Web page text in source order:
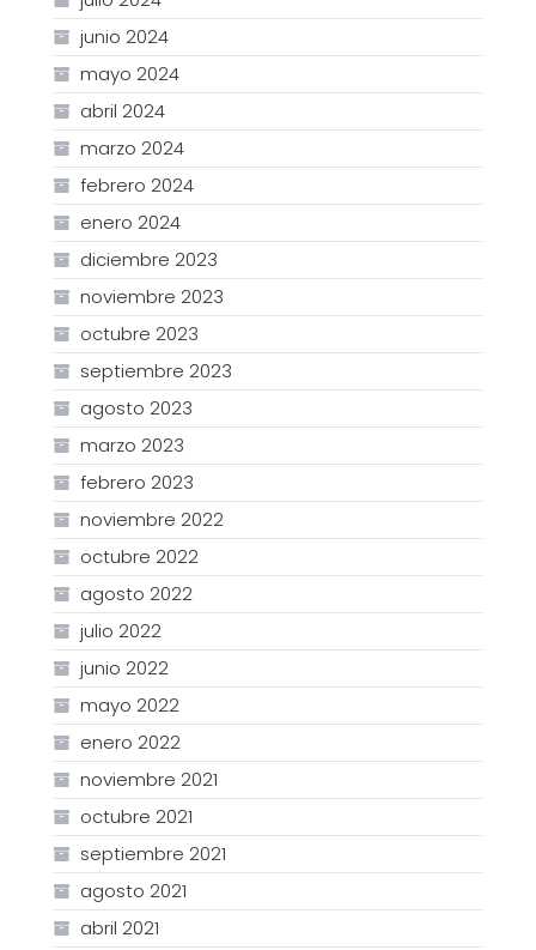
junio 2024
mayo 2024
abril 2024
marzo 2024
febrero 2024
enero 2024
diciembre 2023
noviembre 2023
octubre 2023
septiembre 2023
agosto 2023
marzo 2023
febrero 2023
noviembre 2022
octubre 2022
agosto 2022
julio 2022
junio 2022
mayo 2022
enero 2022
noviembre 2021
octubre 2021
septiembre 2021
agosto 2021
abril 2021